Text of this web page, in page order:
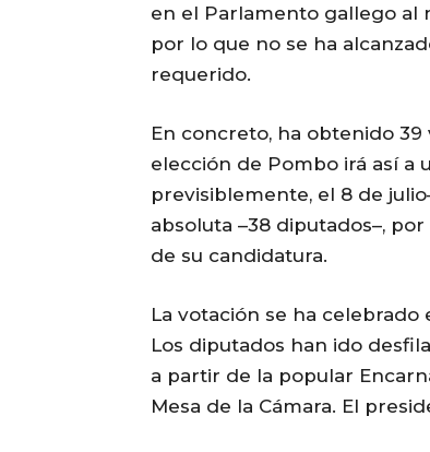
en el Parlamento gallego al
por lo que no se ha
requerido.
En concreto, ha obtenido
elección de Pombo irá así a
previsiblemente, el 8 de
absoluta –38 diputados–,
de su candidatura.
La votación se ha
Los diputados han ido
a partir de la popular
Mesa de la Cámara. El